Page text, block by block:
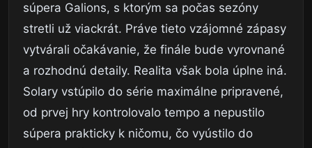
súpera Galions, s ktorým sa počas sezóny
stretli už viackrát. Práve tieto vzájomné zápasy
vytvárali očakávanie, že finále bude vyrovnané
a rozhodnú detaily. Realita však bola úplne iná.
Solary vstúpilo do série maximálne pripravené,
od prvej hry kontrolovalo tempo a nepustilo
súpera prakticky k ničomu, čo vyústilo do